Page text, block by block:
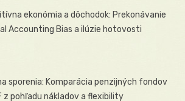
ekonómia a dôchodok: Prekonávanie
Accounting Bias a ilúzie hotovosti
sporenia: Komparácia penzijných fondov
z pohľadu nákladov a flexibility